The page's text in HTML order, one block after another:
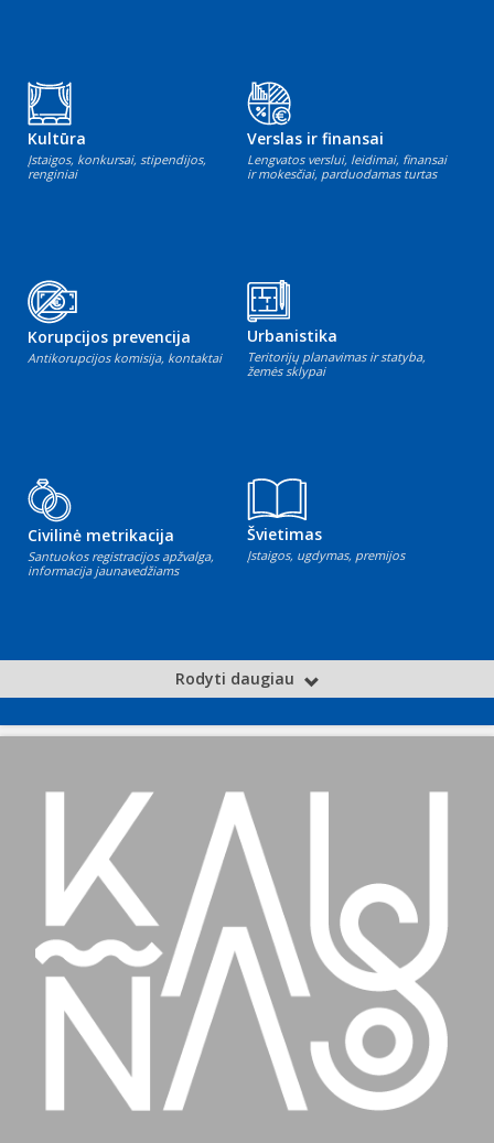
Kultūra
Įstaigos, konkursai, stipendijos,
renginiai
Verslas ir finansai
Lengvatos verslui, leidimai, finansai
ir mokesčiai, parduodamas turtas
Korupcijos prevencija
Antikorupcijos komisija, kontaktai
Urbanistika
Teritorijų planavimas ir statyba,
žemės sklypai
Civilinė metrikacija
Santuokos registracijos apžvalga,
informacija jaunavedžiams
Švietimas
Įstaigos, ugdymas, premijos
Rodyti daugiau